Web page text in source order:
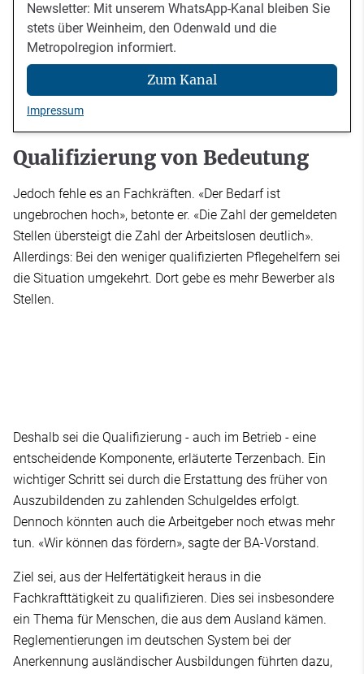
Newsletter: Mit unserem WhatsApp-Kanal bleiben Sie
stets über Weinheim, den Odenwald und die
Metropolregion informiert.
Zum Kanal
Impressum
Qualifizierung von Bedeutung
Jedoch fehle es an Fachkräften. «Der Bedarf ist
ungebrochen hoch», betonte er. «Die Zahl der gemeldeten
Stellen übersteigt die Zahl der Arbeitslosen deutlich».
Allerdings: Bei den weniger qualifizierten Pflegehelfern sei
die Situation umgekehrt. Dort gebe es mehr Bewerber als
Stellen.
Deshalb sei die Qualifizierung - auch im Betrieb - eine
entscheidende Komponente, erläuterte Terzenbach. Ein
wichtiger Schritt sei durch die Erstattung des früher von
Auszubildenden zu zahlenden Schulgeldes erfolgt.
Dennoch könnten auch die Arbeitgeber noch etwas mehr
tun. «Wir können das fördern», sagte der BA-Vorstand.
Ziel sei, aus der Helfertätigkeit heraus in die
Fachkrafttätigkeit zu qualifizieren. Dies sei insbesondere
ein Thema für Menschen, die aus dem Ausland kämen.
Reglementierungen im deutschen System bei der
Anerkennung ausländischer Ausbildungen führten dazu,